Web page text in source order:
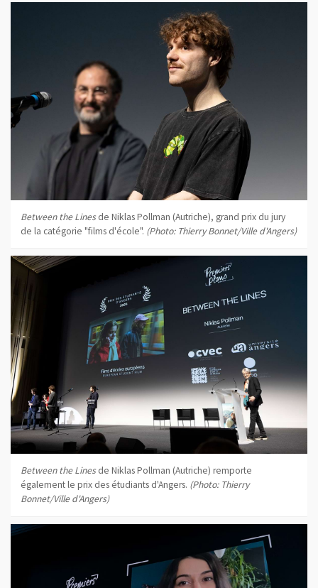
Between the Linesde Niklas Pollman (Autriche), grand prix du jury
de la catégorie "films d'école". (Photo: Thierry Bonnet/Ville d'Angers)
Between the Linesde Niklas Pollman (Autriche) remporte
également le prix des étudiants d'Angers. (Photo: Thierry
Bonnet/Ville d'Angers)